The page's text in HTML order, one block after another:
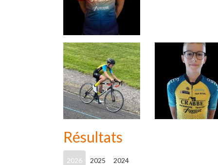
Résultats
2026 2025 2024